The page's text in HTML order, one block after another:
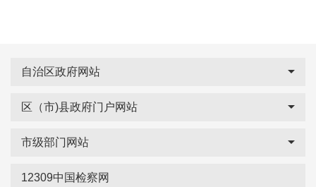
自治区政府网站
区（市)县政府门户网站
市级部门网站
12309中国检察网